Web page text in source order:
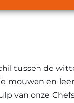
tussen de
mouwen en leer
van onze Chefs